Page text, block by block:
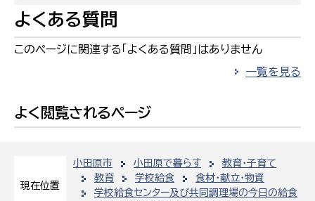
現在位置
小田原市 小田原で暮らす
教育・子育て
教育
学校給食
食材・献立・物資
学校給食センター及び共同調理場の今日の給食
よくある質問
このページに関連する「よくある質問」はありません
一覧を見る
よく閲覧されるページ